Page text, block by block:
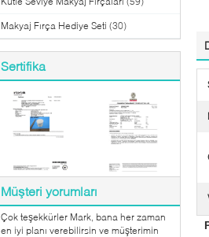
Makyaj Fırça Hediye Seti (30)
Sertifika
Müşteri yorumları
Çok teşekkürler Mark, bana her zaman
en iyi planı verebilirsin ve müşterimin